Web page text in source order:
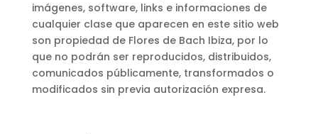
imágenes, software, links e informaciones de
cualquier clase que aparecen en este sitio web
son propiedad de Flores de Bach Ibiza, por lo
que no podrán ser reproducidos, distribuidos,
comunicados públicamente, transformados o
modificados sin previa autorización expresa.